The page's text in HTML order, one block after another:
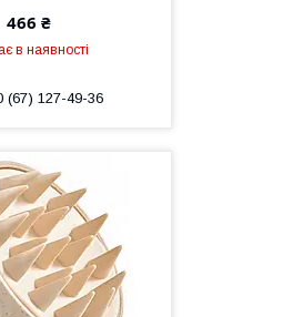
466 ₴
в наявності
(67) 127-49-36